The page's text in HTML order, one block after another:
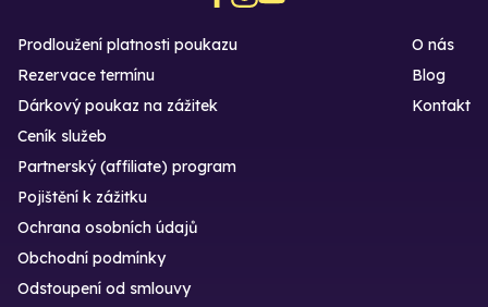
Prodloužení platnosti poukazu
Rezervace termínu
Dárkový poukaz na zážitek
O nás
Blog
Kontakt
Ceník služeb
Partnerský (affiliate) program
Pojištění k zážitku
Ochrana osobních údajů
Obchodní podmínky
Odstoupení od smlouvy